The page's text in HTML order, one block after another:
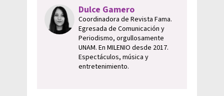
Dulce Gamero
Coordinadora de Revista Fama.
Egresada de Comunicación y
Periodismo, orgullosamente
UNAM. En MILENIO desde 2017.
Espectáculos, música y
entretenimiento.